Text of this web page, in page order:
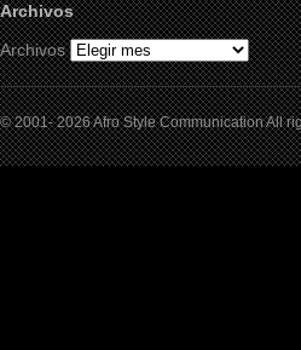
Archivos
Archivos
© 2001- 2026 Afro Style Communication All